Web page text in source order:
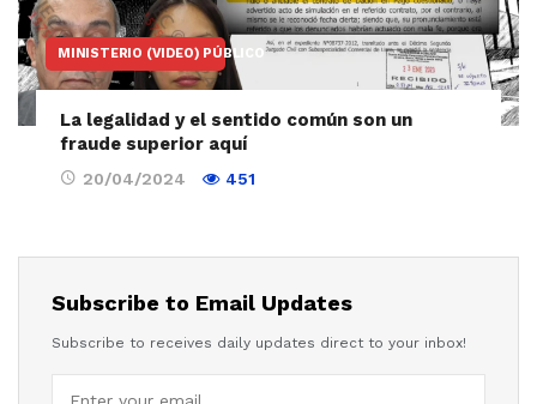
MINISTERIO (VIDEO) PÚBLICO
La legalidad y el sentido común son un
fraude superior aquí
20/04/2024 451
Subscribe to Email Updates
Subscribe to receives daily updates direct to your inbox!